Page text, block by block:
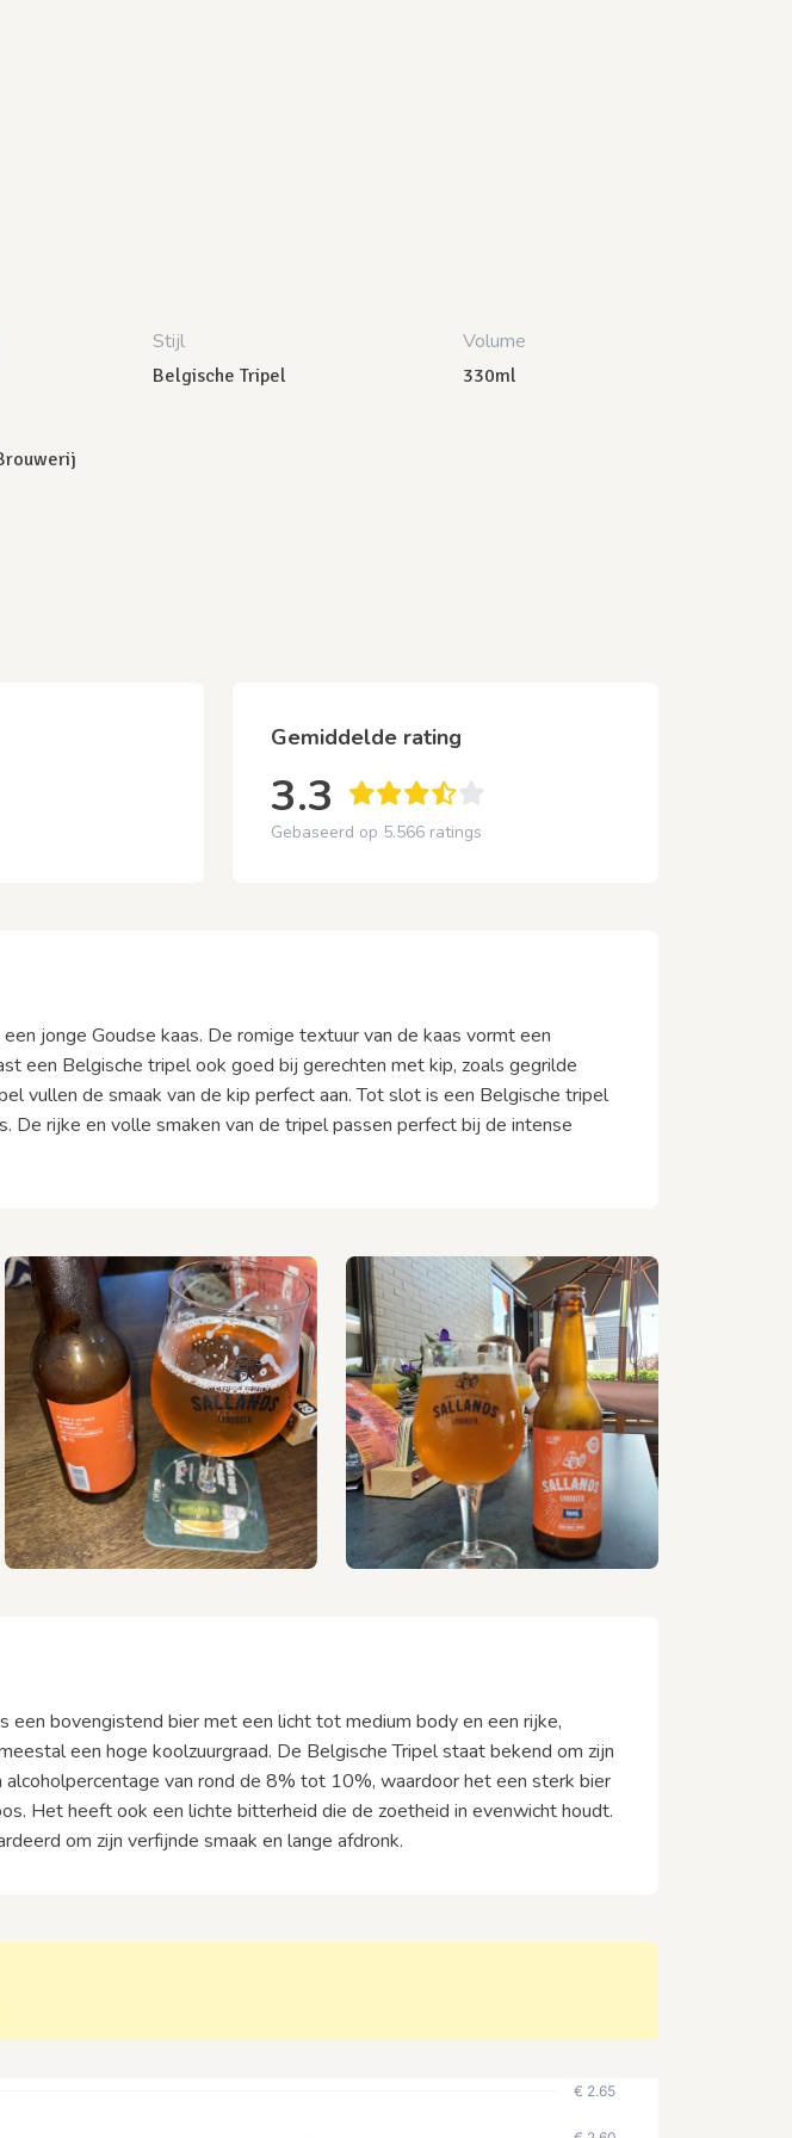
Stijl
Belgische Tripel
Volume
330ml
Gemiddelde rating
3.3
Gebaseerd op 5.566 ratings
jonge Goudse kaas. De romige textuur van de kaas vormt een
een Belgische tripel ook goed bij gerechten met kip, zoals gegrilde
vullen de smaak van de kip perfect aan. Tot slot is een Belgische tripel
rijke en volle smaken van de tripel passen perfect bij de intense
bovengistend bier met een licht tot medium body en een rijke,
een hoge koolzuurgraad. De Belgische Tripel staat bekend om zijn
van rond de 8% tot 10%, waardoor het een sterk bier
Het heeft ook een lichte bitterheid die de zoetheid in evenwicht houdt.
om zijn verfijnde smaak en lange afdronk.
€ 2.65